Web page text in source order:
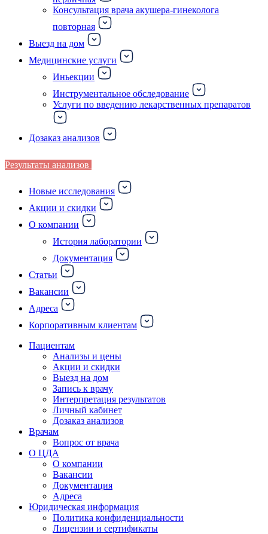
Консультация врача акушера-гинеколога
повторная
Выезд на дом
Медицинские услуги
Иньекции
Инструментальное обследование
Услуги по введению лекарственных препаратов
Дозаказ анализов
Результаты анализов
Новые исследования
Акции и скидки
О компании
История лаборатории
Документация
Статьи
Вакансии
Адреса
Корпоративным клиентам
Пациентам
Анализы и цены
Акции и скидки
Выезд на дом
Запись к врачу
Интерпретация результатов
Личный кабинет
Дозаказ анализов
Врачам
Вопрос от врача
О ЦДА
О компании
Вакансии
Документация
Адреса
Юридическая информация
Политика конфиденциальности
Лицензии и сертификаты